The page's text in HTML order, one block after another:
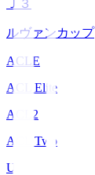
Ｊ３
ルヴァンカップ
ACLE
ACL Elite
ACL2
ACL Two
U-21